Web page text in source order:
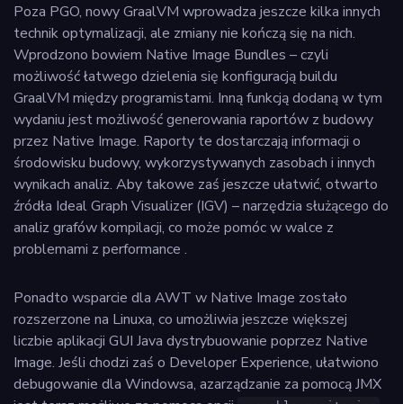
Poza PGO, nowy GraalVM wprowadza jeszcze kilka innych
technik optymalizacji, ale zmiany nie kończą się na nich.
Wprodzono bowiem Native Image Bundles – czyli
możliwość łatwego dzielenia się konfiguracją buildu
GraalVM między programistami. Inną funkcją dodaną w tym
wydaniu jest możliwość generowania raportów z budowy
przez Native Image. Raporty te dostarczają informacji o
środowisku budowy, wykorzystywanych zasobach i innych
wynikach analiz. Aby takowe zaś jeszcze ułatwić, otwarto
źródła Ideal Graph Visualizer (IGV) – narzędzia służącego do
analiz grafów kompilacji, co może pomóc w walce z
problemami z performance .
Ponadto wsparcie dla AWT w Native Image zostało
rozszerzone na Linuxa, co umożliwia jeszcze większej
liczbie aplikacji GUI Java dystrybuowanie poprzez Native
Image. Jeśli chodzi zaś o Developer Experience, ułatwiono
debugowanie dla Windowsa, azarządzanie za pomocą JMX